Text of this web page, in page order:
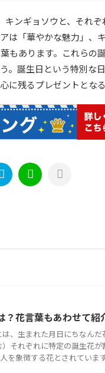
ンギョソウと、それ
は「華やかな魅力」、
もあります。これらの
。誕生日という特別な
に残るプレゼントとなる
？花言葉もあわせて紹
、生まれた月日にちなんだ
それぞれに特定の誕生花が
を象徴する花とされていま